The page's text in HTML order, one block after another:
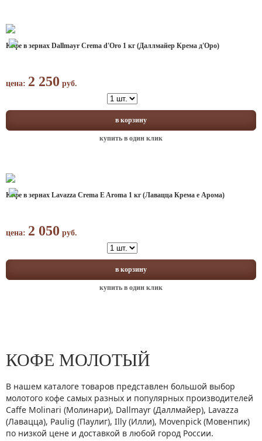
Кофе в зернах Dallmayr Crema d'Oro 1 кг (Даллмайер Крема д'Оро)
цена: 2 250 руб.
в корзину
купить в один клик
Кофе в зернах Lavazza Crema E Aroma 1 кг (Лавацца Крема е Арома)
цена: 2 050 руб.
в корзину
купить в один клик
КОФЕ МОЛОТЫЙ
В нашем каталоге товаров представлен большой выбор
молотого кофе самых разных и популярных производителей
Caffe Molinari (Молинари), Dallmayr (Даллмайер), Lavazza
(Лавацца), Paulig (Паулиг), Illy (Илли), Movenpick (Мовенпик)
по низкой цене и доставкой в любой город России.